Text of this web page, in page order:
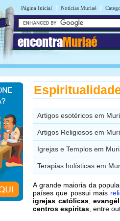
Página Inicial | Notícias Muriaé |
encontraMuriaé
Artigos esotéricos em
Artigos Religiosos em
Igrejas e Templos em
Terapias holísticas em
A grande maioria da
países que possui mais
igrejas católicas,
centros espíritas , entre